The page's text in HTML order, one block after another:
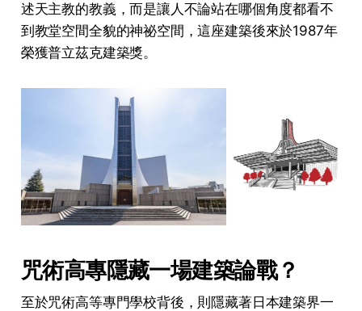
述天主教的教義，而是讓人不論站在哪個角度都看不
到教堂空間全貌的神祕空間，這座建築後來於1987年
榮獲普立茲克建築獎。
咒術高專隱藏一場建築論戰？
至於咒術高等專門學校背後，則隱藏著日本建築界一